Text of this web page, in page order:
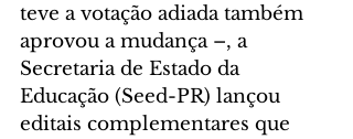
teve a votação adiada também
aprovou a mudança –, a
Secretaria de Estado da
Educação (Seed-PR) lançou
editais complementares que